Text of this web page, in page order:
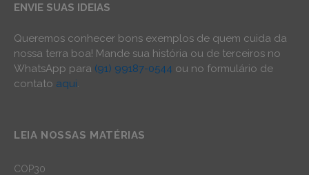
ENVIE SUAS IDEIAS
Queremos conhecer bons exemplos de quem cuida da
nossa terra boa! Mande sua história ou de terceiros no
WhatsApp para (91) 99187-0544 ou no formulário de
contato aqui.
LEIA NOSSAS MATÉRIAS
COP30